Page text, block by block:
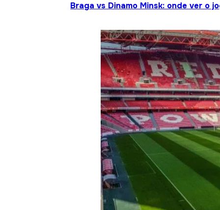
Braga vs Dinamo Minsk: onde ver o